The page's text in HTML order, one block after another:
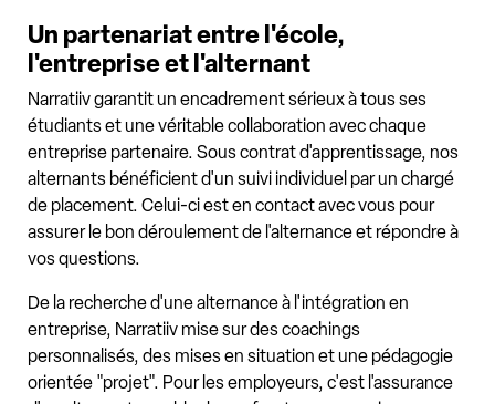
Un partenariat entre l'école,
l'entreprise et l'alternant
Narratiiv garantit un encadrement sérieux à tous ses
étudiants et une véritable collaboration avec chaque
entreprise partenaire. Sous contrat d'apprentissage, nos
alternants bénéficient d'un suivi individuel par un chargé
de placement. Celui-ci est en contact avec vous pour
assurer le bon déroulement de l'alternance et répondre à
vos questions.
De la recherche d'une alternance à l'intégration en
entreprise, Narratiiv mise sur des coachings
personnalisés, des mises en situation et une pédagogie
orientée "projet". Pour les employeurs, c'est l'assurance